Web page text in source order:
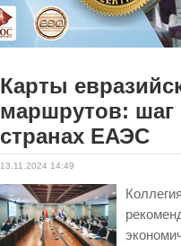
Карты
маршрутов: шаг
странах ЕАЭС
13.11.2024 14:49